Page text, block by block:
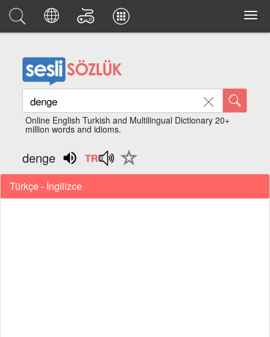
Online English Turkish and Multilingual Dictionary 20+
million words and idioms.
denge
Türkçe - İngilizce